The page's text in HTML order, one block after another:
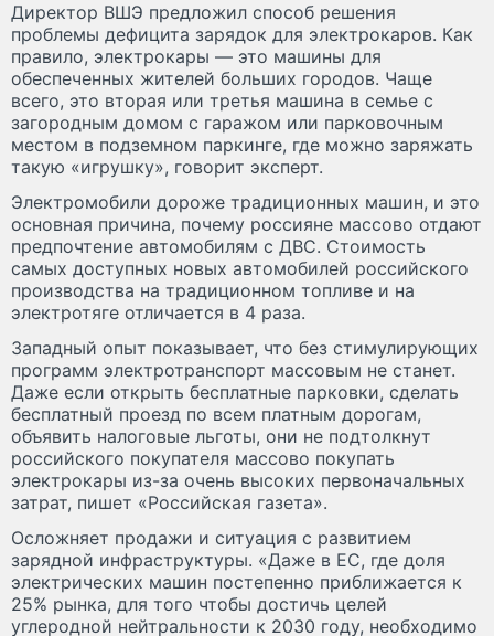
Директор ВШЭ предложил способ решения
проблемы дефицита зарядок для электрокаров. Как
правило, электрокары — это машины для
обеспеченных жителей больших городов. Чаще
всего, это вторая или третья машина в семье с
загородным домом с гаражом или парковочным
местом в подземном паркинге, где можно заряжать
такую «игрушку», говорит эксперт.
Электромобили дороже традиционных машин, и это
основная причина, почему россияне массово отдают
предпочтение автомобилям с ДВС. Стоимость
самых доступных новых автомобилей российского
производства на традиционном топливе и на
электротяге отличается в 4 раза.
Западный опыт показывает, что без стимулирующих
программ электротранспорт массовым не станет.
Даже если открыть бесплатные парковки, сделать
бесплатный проезд по всем платным дорогам,
объявить налоговые льготы, они не подтолкнут
российского покупателя массово покупать
электрокары из-за очень высоких первоначальных
затрат, пишет «Российская газета».
Осложняет продажи и ситуация с развитием
зарядной инфраструктуры. «Даже в ЕС, где доля
электрических машин постепенно приближается к
25% рынка, для того чтобы достичь целей
углеродной нейтральности к 2030 году, необходимо